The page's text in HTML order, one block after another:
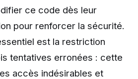
ce code dès leur
pour renforcer la sécurité.
est la restriction
tentatives erronées : cette
accès indésirables et